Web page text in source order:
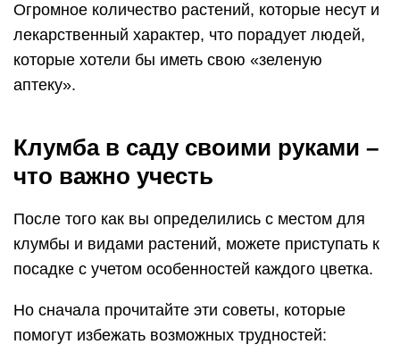
Огромное количество растений, которые несут и
лекарственный характер, что порадует людей,
которые хотели бы иметь свою «зеленую
аптеку».
Клумба в саду своими руками –
что важно учесть
После того как вы определились с местом для
клумбы и видами растений, можете приступать к
посадке с учетом особенностей каждого цветка.
Но сначала прочитайте эти советы, которые
помогут избежать возможных трудностей: